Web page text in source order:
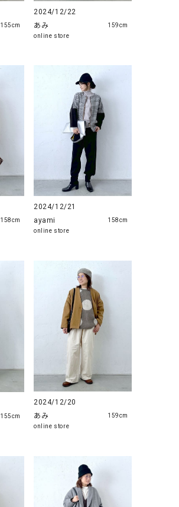
155cm
2024/12/22
あみ
online store
159cm
158cm
2024/12/21
ayami
online store
158cm
155cm
2024/12/20
あみ
online store
159cm